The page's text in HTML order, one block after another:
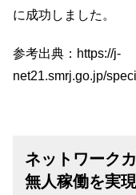
に成功しました。
参考出典： https://j-
net21.smrj.go.jp/
ネットワーク
無人稼働を実現